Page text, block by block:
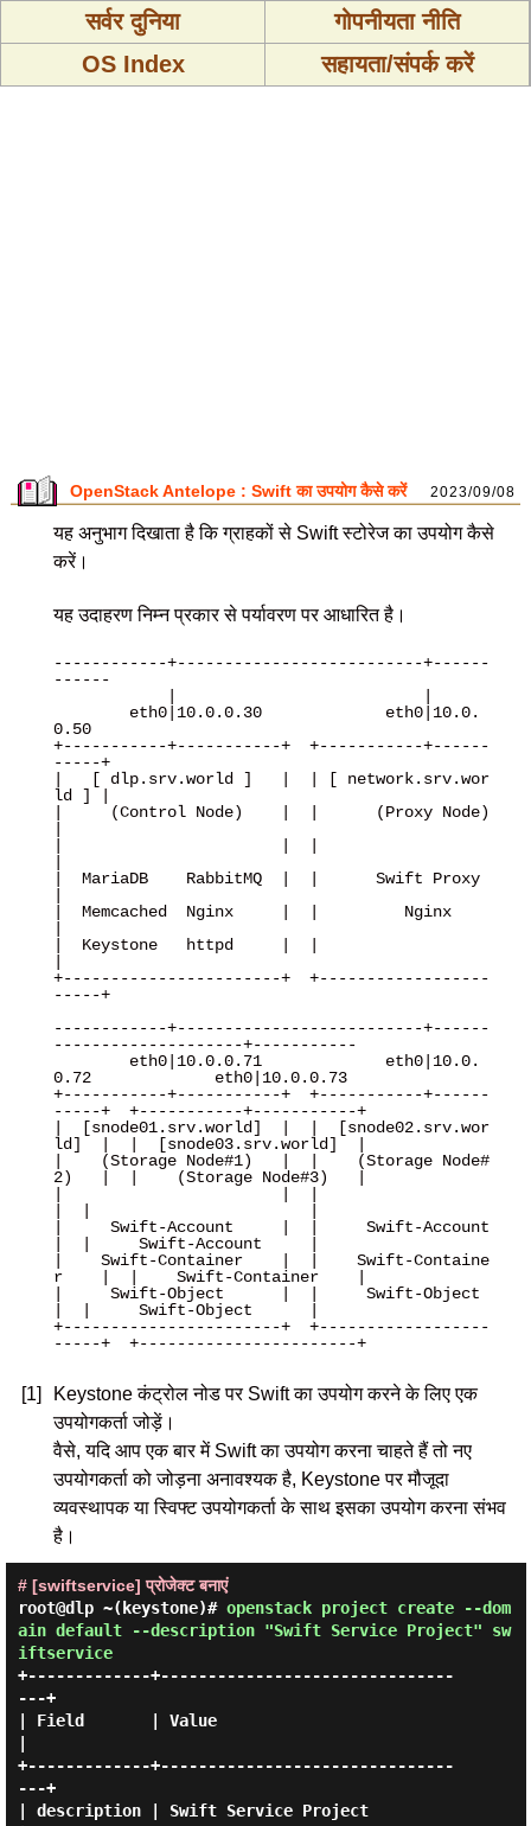
सर्वर दुनिया
गोपनीयता नीति
OS Index
सहायता/संपर्क करें
OpenStack Antelope : Swift का उपयोग कैसे करें 2023/09/08
यह अनुभाग दिखाता है कि ग्राहकों से Swift स्टोरेज का उपयोग कैसे
करें।
यह उदाहरण निम्न प्रकार से पर्यावरण पर आधारित है।
------------+--------------------------+------
------
0.50
+-----------+-----------+  +-----------+------
-----+
|   [ dlp.srv.world ]   |  | [ network.srv.wor
ld ] |
|     (Control Node)    |  |      (Proxy Node)
|  MariaDB    RabbitMQ  |  |      Swift Proxy
|  Memcached  Nginx     |  |         Nginx
|  Keystone   httpd     |  |
+-----------------------+  +------------------
-----+
------------+--------------------------+------
--------------------+-----------
0.72             eth0|10.0.0.73
+-----------+-----------+  +-----------+------
-----+  +-----------+-----------+
|  [snode01.srv.world]  |  |  [snode02.srv.wor
ld]  |  |  [snode03.srv.world]  |
|    (Storage Node#1)   |  |    (Storage Node#
2)   |  |    (Storage Node#3)   |
|     Swift-Account     |  |     Swift-Account
|  |     Swift-Account     |
|    Swift-Container    |  |    Swift-Containe
r    |  |    Swift-Container    |
|     Swift-Object      |  |     Swift-Object
|  |     Swift-Object      |
+-----------------------+  +------------------
-----+  +-----------------------+
[1]
Keystone कंट्रोल नोड पर Swift का उपयोग करने के लिए एक
उपयोगकर्ता जोड़ें।
वैसे, यदि आप एक बार में Swift का उपयोग करना चाहते हैं तो नए
उपयोगकर्ता को जोड़ना अनावश्यक है, Keystone पर मौजूदा
व्यवस्थापक या स्विफ्ट उपयोगकर्ता के साथ इसका उपयोग करना संभव
है।
# [swiftservice] प्रोजेक्ट बनाएं
root@dlp ~(keystone)# openstack project create --dom
ain default --description "Swift Service Project" sw
iftservice
+-------------+-------------------------------
---+
| Field       | Value
+-------------+-------------------------------
---+
| description | Swift Service Project